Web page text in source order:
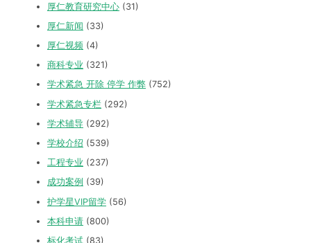
厚仁教育研究中心 (31)
厚仁新闻 (33)
厚仁视频 (4)
商科专业 (321)
学术紧急 开除 停学 作弊 (752)
学术紧急专栏 (292)
学术辅导 (292)
学校介绍 (539)
工程专业 (237)
成功案例 (39)
护学星VIP留学 (56)
本科申请 (800)
标化考试 (83)